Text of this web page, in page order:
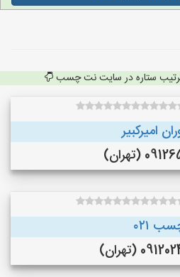
ستاره در سایت نت چسب
امیرکبیر
(تهران)
۰۲۱
(تهران)